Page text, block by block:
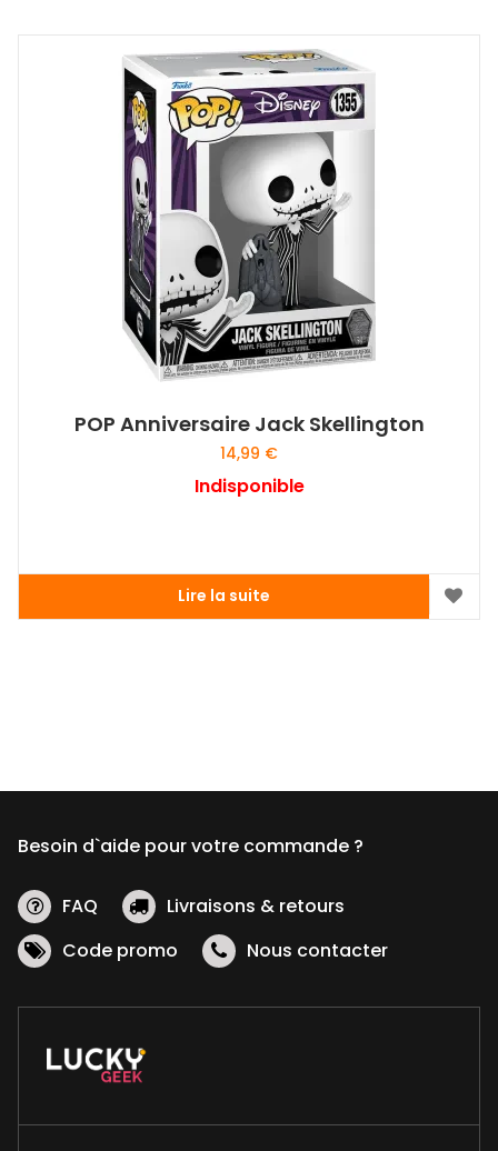
POP Anniversaire Jack Skellington
14,99 €
Indisponible
Lire la suite
Besoin d`aide pour votre commande ?
FAQ
Livraisons & retours
Code promo
Nous contacter